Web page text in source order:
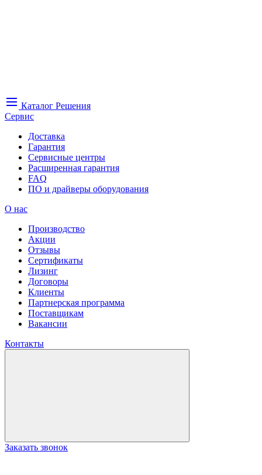
Каталог Решения
Сервис
Доставка
Гарантия
Сервисные центры
Расширенная гарантия
FAQ
ПО и драйверы оборудования
О нас
Производство
Акции
Отзывы
Сертификаты
Лизинг
Договоры
Клиенты
Партнерская программа
Поставщикам
Вакансии
Контакты
Заказать звонок